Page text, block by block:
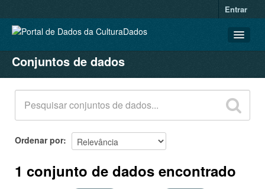
Entrar
CONJUNTOS DE DADOS
ORGANIZAÇÕES
GRUPOS
SOBRE
Conjuntos de dados
Ordenar por
1 conjunto de dados encontrado